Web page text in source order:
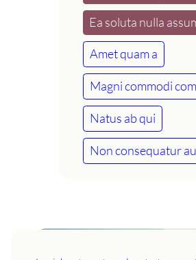
Ea soluta nulla
Amet quam a
Magni commodi
Natus ab qui
Non consequatur